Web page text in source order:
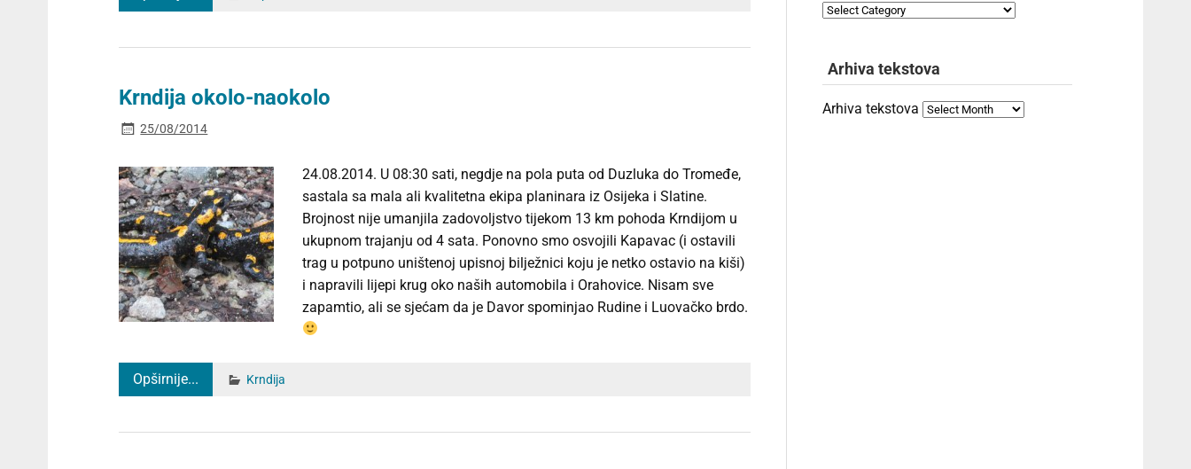
Krndija okolo-naokolo
25/08/2014
24.08.2014. U 08:30 sati, negdje na pola puta od Duzluka do Tromeđe,
sastala sa mala ali kvalitetna ekipa planinara iz Osijeka i Slatine.
Brojnost nije umanjila zadovoljstvo tijekom 13 km pohoda Krndijom u
ukupnom trajanju od 4 sata. Ponovno smo osvojili Kapavac (i ostavili
trag u potpuno uništenoj upisnoj bilježnici koju je netko ostavio na kiši)
i napravili lijepi krug oko naših automobila i Orahovice. Nisam sve
zapamtio, ali se sjećam da je Davor spominjao Rudine i Luovačko brdo.
Opširnije... Krndija
Arhiva tekstova
Arhiva tekstova